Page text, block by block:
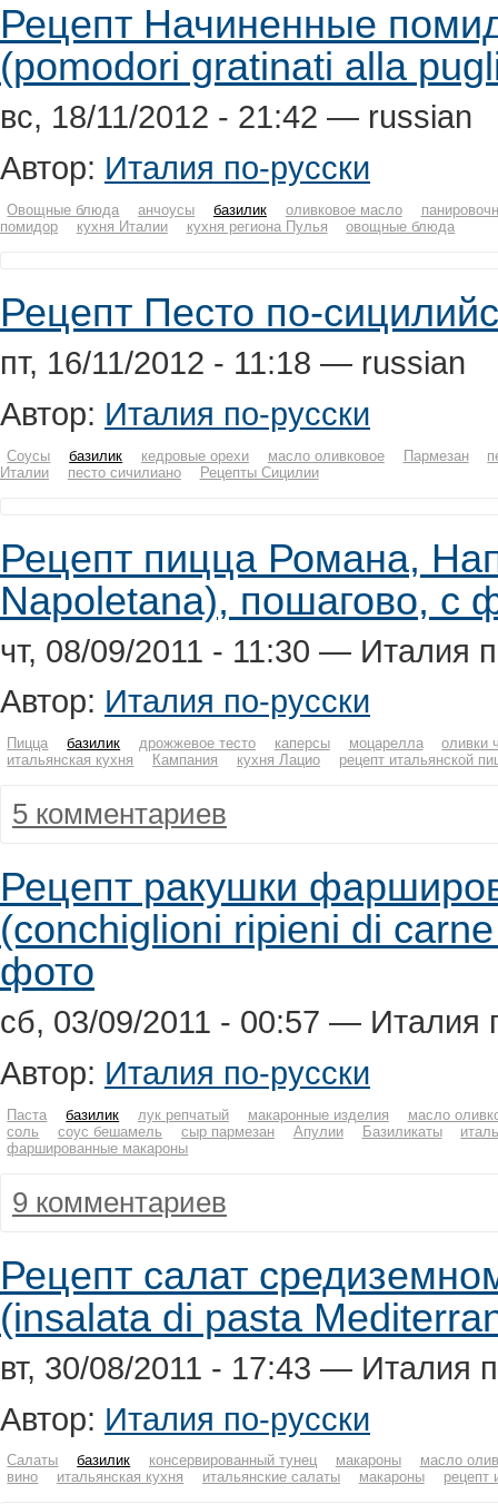
Рецепт Начиненные
(pomodori gratinati alla
вс, 18/11/2012 - 21:42 — russian
Автор: Италия по-русски
Овощные блюда анчоусы базилик оливковое масло
помидор
кухня Италии кухня региона Пулья овощные блюда
Рецепт Песто по-
пт, 16/11/2012 - 11:18 — russian
Автор: Италия по-русски
Соусы базилик кедровые орехи масло оливковое Пармезан
Италии
песто сичилиано Рецепты Сицилии
Рецепт пицца Романа,
Napoletana), пошагово, с
чт, 08/09/2011 - 11:30 — Италия
Автор: Италия по-русски
Пицца базилик дрожжевое тесто каперсы моцарелла
оливки
итальянская кухня
Кампания кухня Лацио рецепт итальянской
5 комментариев
Рецепт ракушки
(conchiglioni ripieni di
фото
сб, 03/09/2011 - 00:57 — Италия
Автор: Италия по-русски
Паста базилик лук репчатый макаронные изделия
масло
соль
соус бешамель сыр пармезан Апулии Базиликаты
фаршированные макароны
9 комментариев
Рецепт салат
(insalata di pasta
вт, 30/08/2011 - 17:43 — Италия
Автор: Италия по-русски
Салаты базилик консервированный тунец макароны
масло
вино
итальянская кухня итальянские салаты макароны рецепт